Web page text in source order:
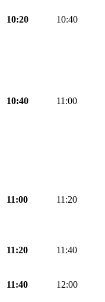
10:20 10:40
10:40 11:00
11:00 11:20
11:20 11:40
11:40 12:00